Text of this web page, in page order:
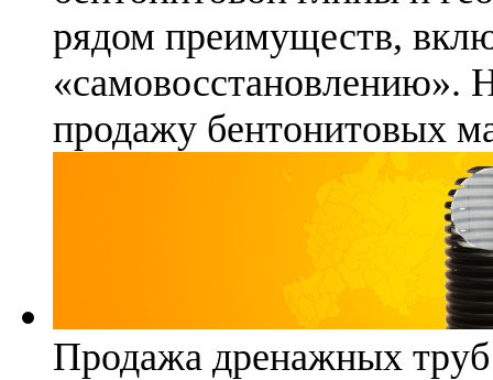
рядом преимуществ,
«самовосстановлению».
продажу бентонитовых
Продажа дренажных труб